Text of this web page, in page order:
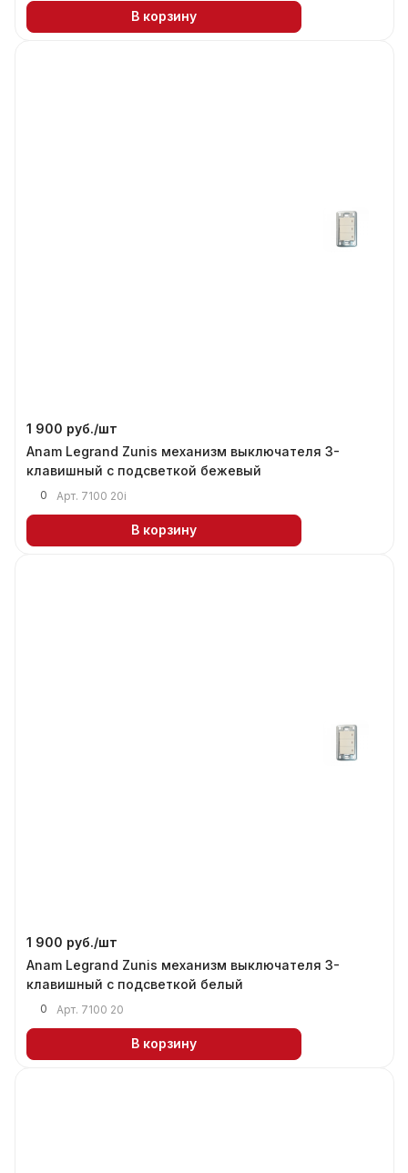
В корзину
1 900 руб./шт
Anam Legrand Zunis механизм выключателя 3-
клавишный с подсветкой бежевый
0 Арт. 7100 20i
В корзину
1 900 руб./шт
Anam Legrand Zunis механизм выключателя 3-
клавишный с подсветкой белый
0 Арт. 7100 20
В корзину